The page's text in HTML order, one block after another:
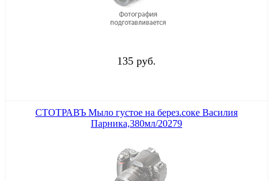
135 руб.
СТОТРАВЪ Мыло густое на берез.соке Василия
Парника,380мл/20279